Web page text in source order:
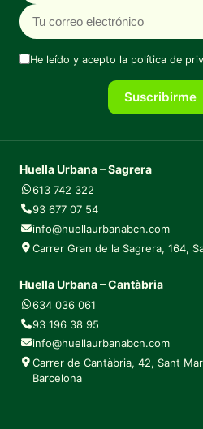
He leído y acepto la política de
Suscribirme
Huella Urbana – Sagrera
613 742 322
93 677 07 54
info@huellaurbanabcn.com
Carrer Gran de la Sagrera, 164,
Huella Urbana – Cantàbria
634 036 061
93 196 38 95
info@huellaurbanabcn.com
Carrer de Cantàbria, 42, Sant
Barcelona